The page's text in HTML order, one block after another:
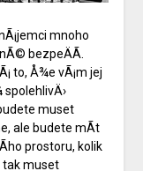
mnoho
bezpeÄÃ­.
to, Å¾e vÃ¡m jej
muset
ale budete mÃ­t
prostoru, kolik
tak muset